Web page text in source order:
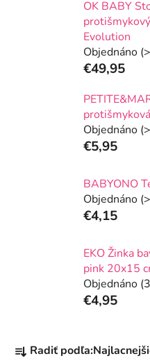
OK BABY
Evolution
Objednáno
€49,95
Objednáno
€5,95
BABYONO
Objednáno
€4,15
EKO Žinka
pink 20x15
Objednáno
€4,95
Radiť podľa: